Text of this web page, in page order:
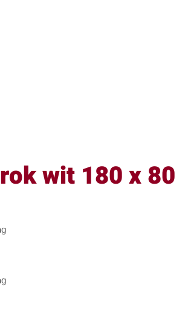
wit 180 x 80